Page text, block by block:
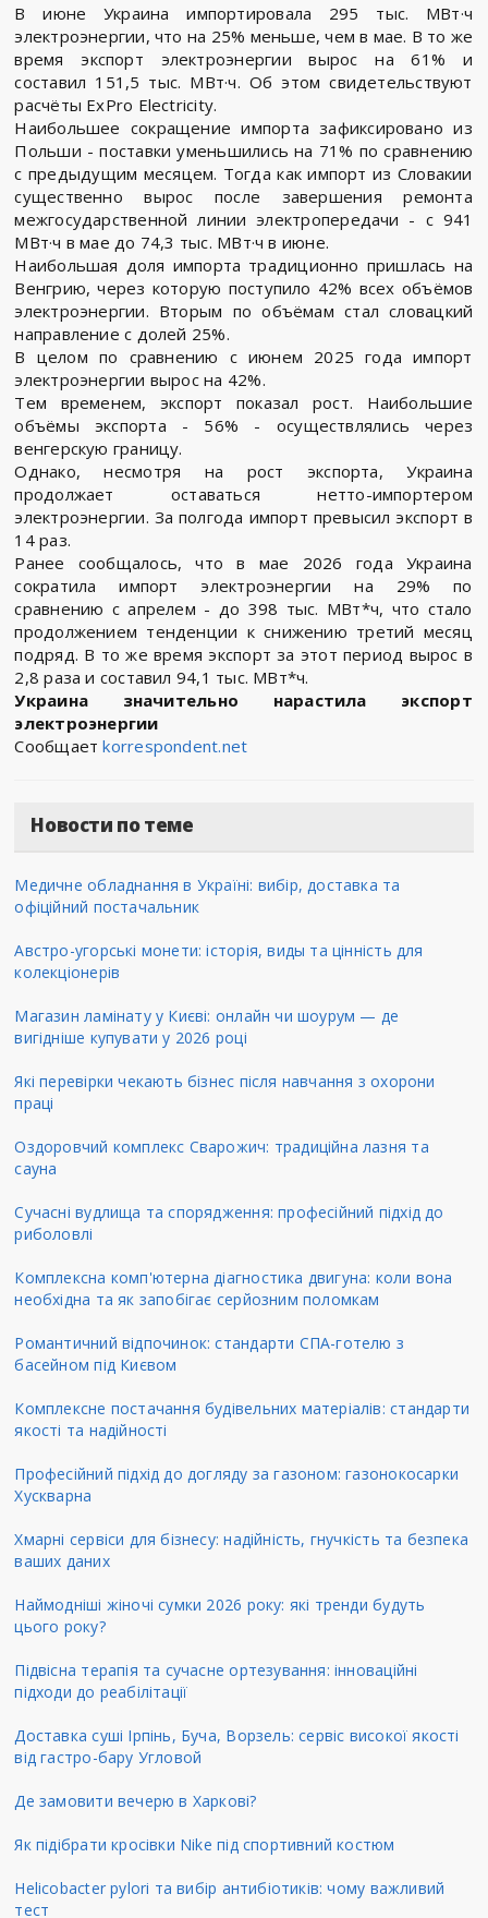
В июне Украина импортировала 295 тыс. МВт·ч
электроэнергии, что на 25% меньше, чем в мае. В то же
время экспорт электроэнергии вырос на 61% и
составил 151,5 тыс. МВт·ч. Об этом свидетельствуют
расчёты ExPro Electricity.
Наибольшее сокращение импорта зафиксировано из
Польши - поставки уменьшились на 71% по сравнению
с предыдущим месяцем. Тогда как импорт из Словакии
существенно вырос после завершения ремонта
межгосударственной линии электропередачи - с 941
МВт·ч в мае до 74,3 тыс. МВт·ч в июне.
Наибольшая доля импорта традиционно пришлась на
Венгрию, через которую поступило 42% всех объёмов
электроэнергии. Вторым по объёмам стал словацкий
направление с долей 25%.
В целом по сравнению с июнем 2025 года импорт
электроэнергии вырос на 42%.
Тем временем, экспорт показал рост. Наибольшие
объёмы экспорта - 56% - осуществлялись через
венгерскую границу.
Однако, несмотря на рост экспорта, Украина
продолжает оставаться нетто-импортером
электроэнергии. За полгода импорт превысил экспорт в
14 раз.
Ранее сообщалось, что в мае 2026 года Украина
сократила импорт электроэнергии на 29% по
сравнению с апрелем - до 398 тыс. МВт*ч, что стало
продолжением тенденции к снижению третий месяц
подряд. В то же время экспорт за этот период вырос в
2,8 раза и составил 94,1 тыс. МВт*ч.
Украина значительно нарастила экспорт
электроэнергии
Сообщаетkorrespondent.net
Новости по теме
Медичне обладнання в Україні: вибір, доставка та
офіційний постачальник
Австро-угорські монети: історія, виды та цінність для
колекціонерів
Магазин ламінату у Києві: онлайн чи шоурум — де
вигідніше купувати у 2026 році
Які перевірки чекають бізнес після навчання з охорони
праці
Оздоровчий комплекс Сварожич: традиційна лазня та
сауна
Сучасні вудлища та спорядження: професійний підхід до
риболовлі
Комплексна комп'ютерна діагностика двигуна: коли вона
необхідна та як запобігає серйозним поломкам
Романтичний відпочинок: стандарти СПА-готелю з
басейном під Києвом
Комплексне постачання будівельних матеріалів: стандарти
якості та надійності
Професійний підхід до догляду за газоном: газонокосарки
Хускварна
Хмарні сервіси для бізнесу: надійність, гнучкість та безпека
ваших даних
Наймодніші жіночі сумки 2026 року: які тренди будуть
цього року?
Підвісна терапія та сучасне ортезування: інноваційні
підходи до реабілітації
Доставка суші Ірпінь, Буча, Ворзель: сервіс високої якості
від гастро-бару Угловой
Де замовити вечерю в Харкові?
Як підібрати кросівки Nike під спортивний костюм
Helicobacter pylori та вибір антибіотиків: чому важливий
тест